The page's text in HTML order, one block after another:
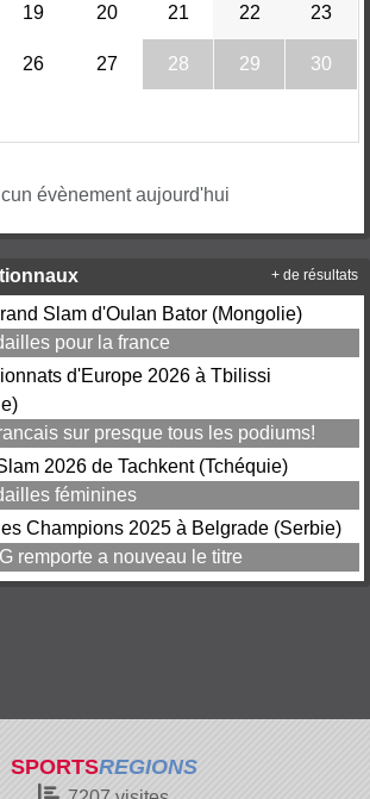
19 20 21 22 23
26 27 28 29 30
évènement aujourd'hui
Slam d'Oulan Bator (Mongolie)
pour la france
d'Europe 2026 à Tbilissi
sur presque tous les podiums!
2026 de Tachkent (Tchéquie)
féminines
Champions 2025 à Belgrade (Serbie)
remporte a nouveau le titre
+ de résultats
SPORTSREGIONS